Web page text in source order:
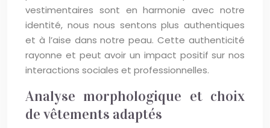
vestimentaires sont en harmonie avec notre
identité, nous nous sentons plus authentiques
et à l’aise dans notre peau. Cette authenticité
rayonne et peut avoir un impact positif sur nos
interactions sociales et professionnelles.
Analyse morphologique et choix
de vêtements adaptés